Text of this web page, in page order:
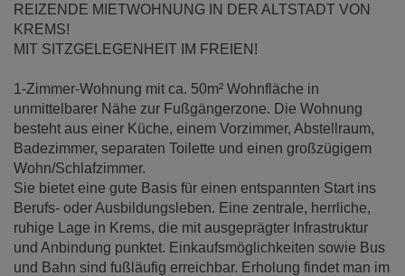
REIZENDE MIETWOHNUNG IN DER ALTSTADT VON
KREMS!
MIT SITZGELEGENHEIT IM FREIEN!
1-Zimmer-Wohnung mit ca. 50m² Wohnfläche in
unmittelbarer Nähe zur Fußgängerzone. Die Wohnung
besteht aus einer Küche, einem Vorzimmer, Abstellraum,
Badezimmer, separaten Toilette und einen großzügigem
Wohn/Schlafzimmer.
Sie bietet eine gute Basis für einen entspannten Start ins
Berufs- oder Ausbildungsleben. Eine zentrale, herrliche,
ruhige Lage in Krems, die mit ausgeprägter Infrastruktur
und Anbindung punktet. Einkaufsmöglichkeiten sowie Bus
und Bahn sind fußläufig erreichbar. Erholung findet man im